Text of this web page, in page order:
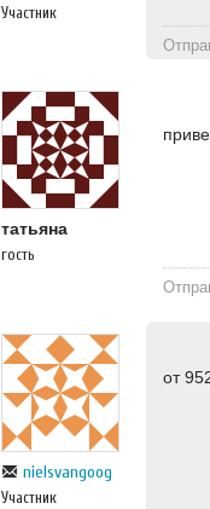
Участник
татьяна
гость
nielsvangoog
Участник
от